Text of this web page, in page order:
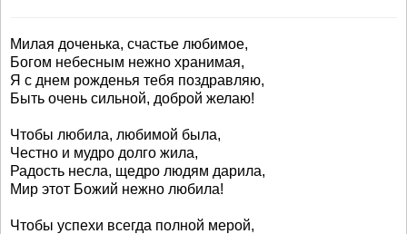
Милая доченька, счастье любимое,
Богом небесным нежно хранимая,
Я с днем рожденья тебя поздравляю,
Быть очень сильной, доброй желаю!
Чтобы любила, любимой была,
Честно и мудро долго жила,
Радость несла, щедро людям дарила,
Мир этот Божий нежно любила!
Чтобы успехи всегда полной мерой,